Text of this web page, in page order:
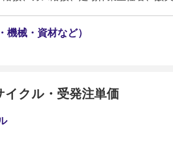
機械・資材など）
イクル・受発注単価